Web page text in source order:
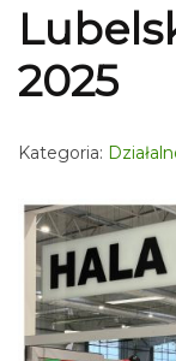
2025
Kategoria: